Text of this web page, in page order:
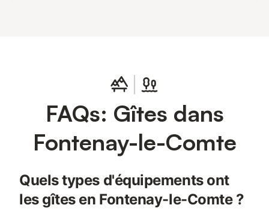
FAQs: Gîtes dans
Fontenay-le-Comte
Quels types d'équipements ont
les gîtes en Fontenay-le-Comte ?